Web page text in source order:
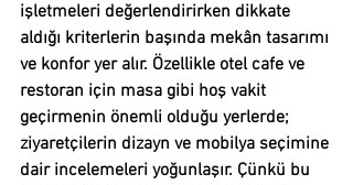
işletmeleri değerlendirirken dikkate
aldığı kriterlerin başında mekân tasarımı
ve konfor yer alır. Özellikle otel cafe ve
restoran için masa gibi hoş vakit
geçirmenin önemli olduğu yerlerde;
ziyaretçilerin dizayn ve mobilya seçimine
dair incelemeleri yoğunlaşır. Çünkü bu